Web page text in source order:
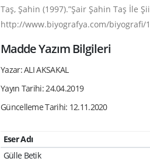
Taş, Şahin (1997).”Şair Şahin Taş İle
http://www.biyografya.com/biyografi/
Madde Yazım Bilgileri
Yazar: ALI AKSAKAL
Yayın Tarihi: 24.04.2019
Güncelleme Tarihi: 12.11.2020
Eser Adı
Gülle Betik